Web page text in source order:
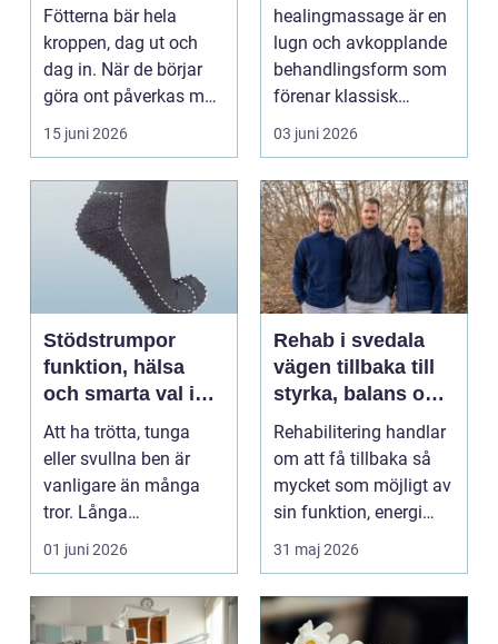
mer än vanliga
sulor
Fötterna bär hela
kroppen, dag ut och
dag in. När de börjar
göra ont påverkas mer
15 juni 2026
själ
healingmassage är en
lugn och avkopplande
behandlingsform som
förenar klassisk
massage med
energibas...
03 juni 2026
Stödstrumpor
funktion, hälsa
och smarta val i
vardagen
Att ha trötta, tunga
eller svullna ben är
vanligare än många
tror. Långa
arbetsdagar på hårda
golv, ...
01 juni 2026
Rehab i svedala
vägen tillbaka till
styrka, balans och
vardag
Rehabilitering handlar
om att få tillbaka så
mycket som möjligt av
sin funktion, energi
och trygghet...
31 maj 2026